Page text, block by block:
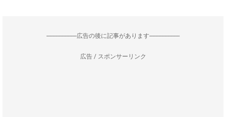
--------------------広告の後に記事があります--------------------
広告 / スポンサーリンク